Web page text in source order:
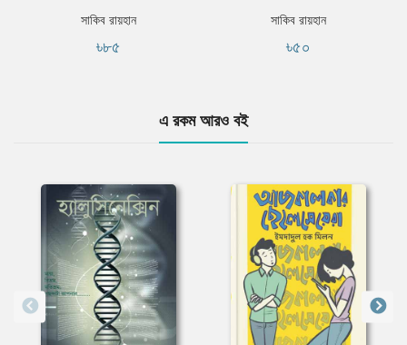
সাকিব রায়হান
৳৮৫
সাকিব রায়হান
৳৫০
এ রকম আরও বই